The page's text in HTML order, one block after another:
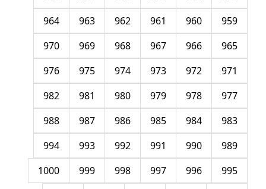
959
960
961
962
963
964
965
966
967
968
969
970
971
972
973
974
975
976
977
978
979
980
981
982
983
984
985
986
987
988
989
990
991
992
993
994
995
996
997
998
999
1000